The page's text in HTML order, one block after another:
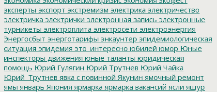
эксперты экспорт экстремизм электрика электричество
электричка электрички электронная запись электронные
турникеты электроплита электросети электроэнергия
Энергосбыт энерготарифы энкаунтер эпидемиологическая
ситуация эпидемия это_интересно юбилей юмор Юные
инспекторы движения юные таланты юридическая
помощь Юрий Гулягин Юрий Трутнев Юрий Чайка
Юрий_Трутнев явка с повинной Якунин ямочный ремонт
ямы январь Япония ярмарка ярмарка вакансий ясли ящур